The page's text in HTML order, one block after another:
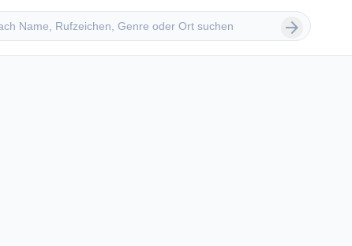
arrow_forward